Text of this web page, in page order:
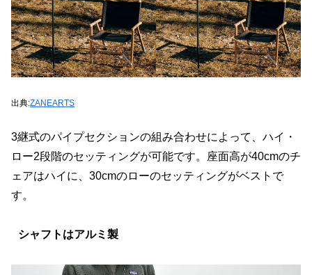
出典:ZANEARTS
3継式のパイプセクションの組み合わせによって、ハイ・
ロー2段階のセッティングが可能です。座面高が40cmのチ
ェアはハイに、30cmのローのセッティングがベストで
す。
シャフトはアルミ製